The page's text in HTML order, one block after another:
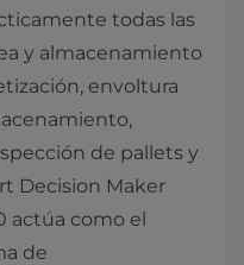
todas las
y almacenamiento
envoltura
de pallets y
Decision Maker
actúa como el
de